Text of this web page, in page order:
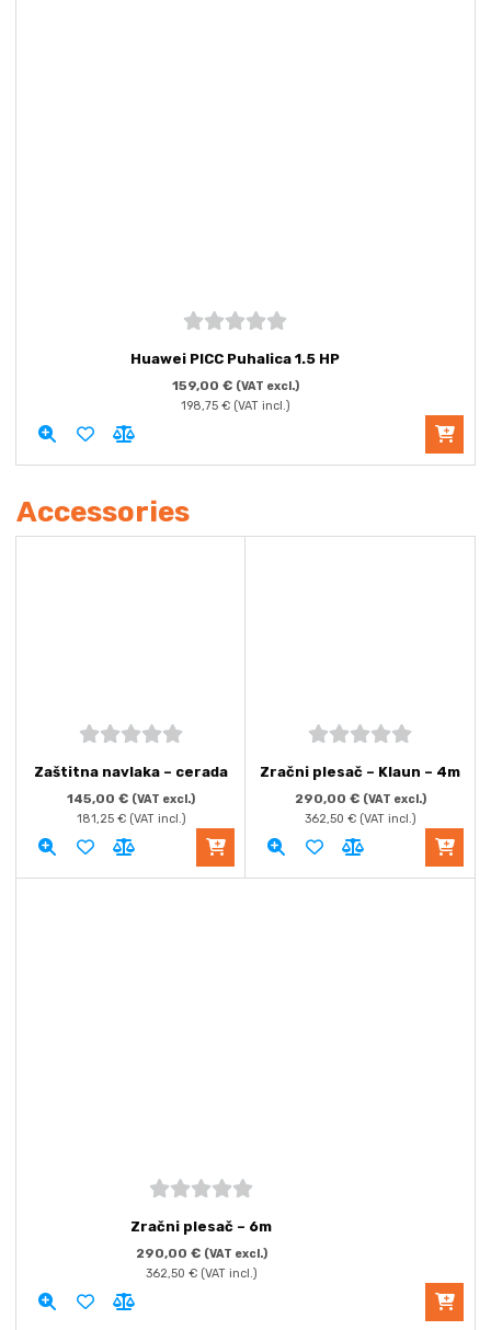
5
Huawei PICC Puhalica 1.5 HP
159,00 € (VAT excl.)
198,75 €(VAT incl.)
Accessories
5
Zaštitna navlaka – cerada
145,00 € (VAT excl.)
181,25 €(VAT incl.)
5
out of
5
Zračni plesač – Klaun – 4m
290,00 € (VAT excl.)
362,50 €(VAT incl.)
5
Zračni plesač – 6m
290,00 € (VAT excl.)
362,50 €(VAT incl.)